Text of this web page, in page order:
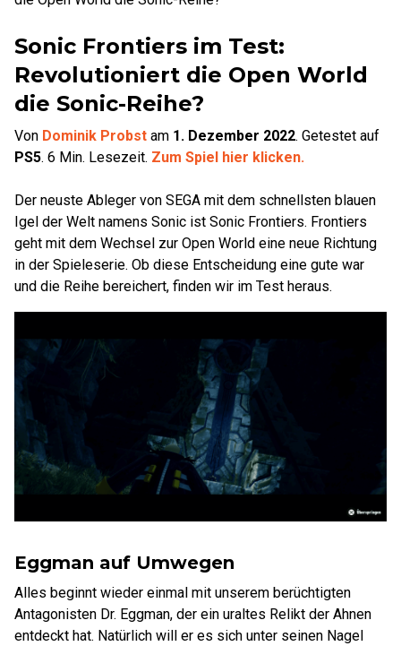
Sonic Frontiers im Test:
Revolutioniert die Open World
die Sonic-Reihe?
Von Dominik Probst am 1. Dezember 2022. Getestet auf
PS5. 6 Min. Lesezeit. Zum Spiel hier klicken.
Der neuste Ableger von SEGA mit dem schnellsten blauen
Igel der Welt namens Sonic ist Sonic Frontiers. Frontiers
geht mit dem Wechsel zur Open World eine neue Richtung
in der Spieleserie. Ob diese Entscheidung eine gute war
und die Reihe bereichert, finden wir im Test heraus.
Eggman auf Umwegen
Alles beginnt wieder einmal mit unserem berüchtigten
Antagonisten Dr. Eggman, der ein uraltes Relikt der Ahnen
entdeckt hat. Natürlich will er es sich unter seinen Nagel